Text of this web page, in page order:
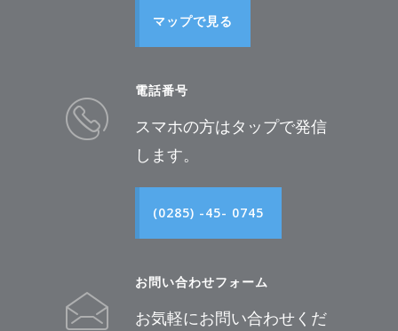
マップで見る
電話番号
スマホの方はタップで発信
します。
(0285) -45- 0745
お問い合わせフォーム
お気軽にお問い合わせくだ